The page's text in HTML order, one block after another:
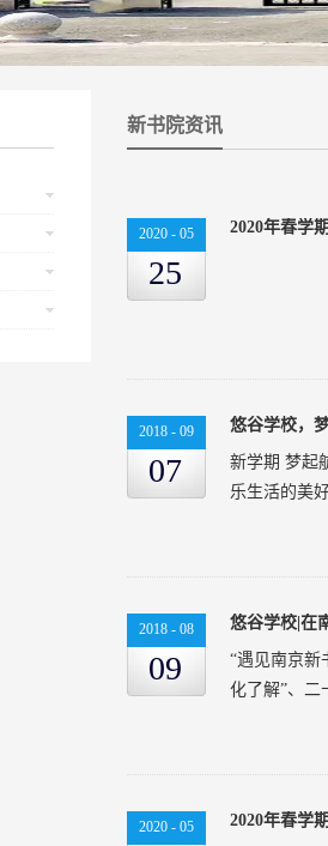
新书院资讯
2020 - 05
25
2020年春学
2018 - 09
07
悠谷学校，
新学期 梦起
乐生活的美
悠们在这阳
“升国旗、
后，小悠悠
上午好！钱
们，学校的
2018 - 08
09
悠谷学校|在
“遇见南京
化了解”、二
国际夏令营
冬，就有了
2020 - 05 2020年春学